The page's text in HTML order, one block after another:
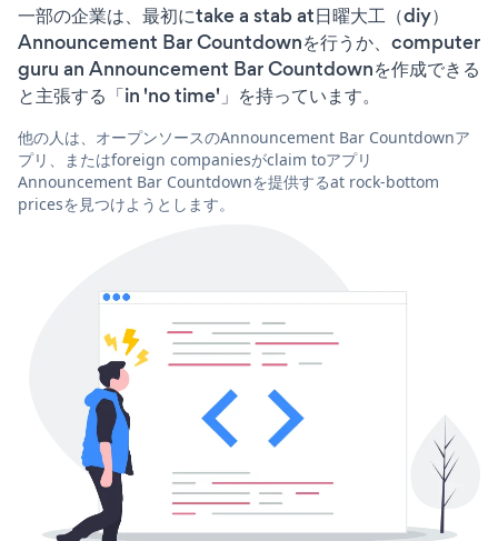
一部の企業は、最初にtake a stab at日曜大工（diy）
Announcement Bar Countdownを行うか、computer
guru an Announcement Bar Countdownを作成できる
と主張する「in 'no time'」を持っています。
他の人は、オープンソースのAnnouncement Bar Countdownア
プリ、またはforeign companiesがclaim toアプリ
Announcement Bar Countdownを提供するat rock-bottom
pricesを見つけようとします。